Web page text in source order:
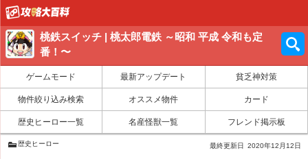
桃鉄スイッチ | 桃太郎電鉄 ～昭和 平成 令和も定
番！〜
ゲームモード 最新アップデート 貧乏神対策
物件絞り込み検索 オススメ物件 カード
歴史ヒーロー一覧 名産怪獣一覧 フレンド掲示板
歴史ヒーロー 最終更新日 2020年12月12日